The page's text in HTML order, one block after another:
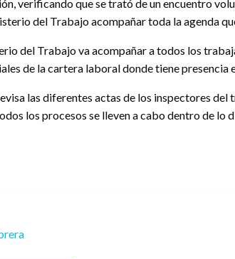
verificando que se trató de un encuentro
del Trabajo acompañar toda la agenda
del Trabajo va acompañar a todos los
de la cartera laboral donde tiene presencia
las diferentes actas de los inspectores
los procesos se lleven a cabo dentro de